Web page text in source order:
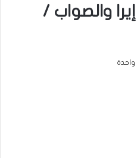
والصواب /